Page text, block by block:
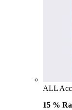
ALL
15 %